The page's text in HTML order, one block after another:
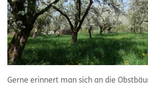
Gerne erinnert man sich an die